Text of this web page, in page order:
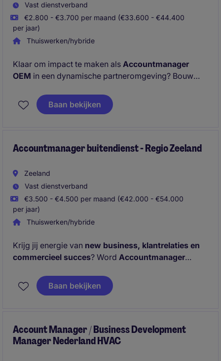
Vast dienstverband
€2.800 - €3.700 per maand (€33.600 - €44.400
per jaar)
Thuiswerken/hybride
Klaar om impact te maken als Accountmanager
OEM in een dynamische partneromgeving? Bouw
in een competitieve markt. Solliciteer vandaag no
Baan bekijken
Accountmanager buitendienst - Regio Zeeland
Zeeland
Vast dienstverband
€3.500 - €4.500 per maand (€42.000 - €54.000
per jaar)
Thuiswerken/hybride
Krijg jij energie van new business, klantrelaties en
commercieel succes? Word Accountmanager
klantenportfolio uit. Pak je kansen en solliciteer
vandaag nog!
Baan bekijken
Account Manager / Business Development
Manager Nederland HVAC